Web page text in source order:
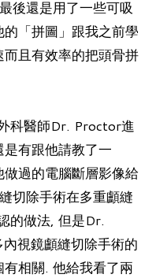
後還是用了一些可吸
「拼圖」跟我之前學
且有效率的把頭骨拼
科醫師Dr. Proctor進
有跟他請教了一
過的電腦斷層影像給
切除手術在多重顱縫
的做法, 但是Dr.
視鏡顱縫切除手術的
相關. 他給我看了兩